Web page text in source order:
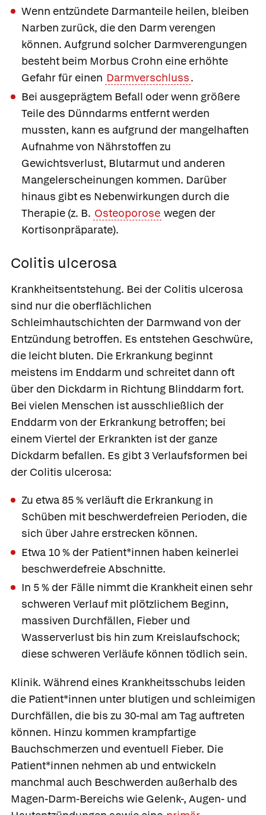
Wenn entzündete Darmanteile heilen, bleiben
Narben zurück, die den Darm verengen
können. Aufgrund solcher Darmverengungen
besteht beim Morbus Crohn eine erhöhte
Gefahr für einen Darmverschluss.
Bei ausgeprägtem Befall oder wenn größere
Teile des Dünndarms entfernt werden
mussten, kann es aufgrund der mangelhaften
Aufnahme von Nährstoffen zu
Gewichtsverlust, Blutarmut und anderen
Mangelerscheinungen kommen. Darüber
hinaus gibt es Nebenwirkungen durch die
Therapie (z. B. Osteoporose wegen der
Kortisonpräparate).
Colitis ulcerosa
Krankheitsentstehung. Bei der Colitis ulcerosa
sind nur die oberflächlichen
Schleimhautschichten der Darmwand von der
Entzündung betroffen. Es entstehen Geschwüre,
die leicht bluten. Die Erkrankung beginnt
meistens im Enddarm und schreitet dann oft
über den Dickdarm in Richtung Blinddarm fort.
Bei vielen Menschen ist ausschließlich der
Enddarm von der Erkrankung betroffen; bei
einem Viertel der Erkrankten ist der ganze
Dickdarm befallen. Es gibt 3 Verlaufsformen bei
der Colitis ulcerosa:
Zu etwa 85 % verläuft die Erkrankung in
Schüben mit beschwerdefreien Perioden, die
sich über Jahre erstrecken können.
Etwa 10 % der Patient*innen haben keinerlei
beschwerdefreie Abschnitte.
In 5 % der Fälle nimmt die Krankheit einen sehr
schweren Verlauf mit plötzlichem Beginn,
massiven Durchfällen, Fieber und
Wasserverlust bis hin zum Kreislaufschock;
diese schweren Verläufe können tödlich sein.
Klinik. Während eines Krankheitsschubs leiden
die Patient*innen unter blutigen und schleimigen
Durchfällen, die bis zu 30-mal am Tag auftreten
können. Hinzu kommen krampfartige
Bauchschmerzen und eventuell Fieber. Die
Patient*innen nehmen ab und entwickeln
manchmal auch Beschwerden außerhalb des
Magen-Darm-Bereichs wie Gelenk-, Augen- und